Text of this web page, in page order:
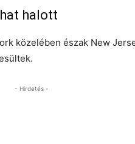
halott
közelében észak New
- Hirdetés -